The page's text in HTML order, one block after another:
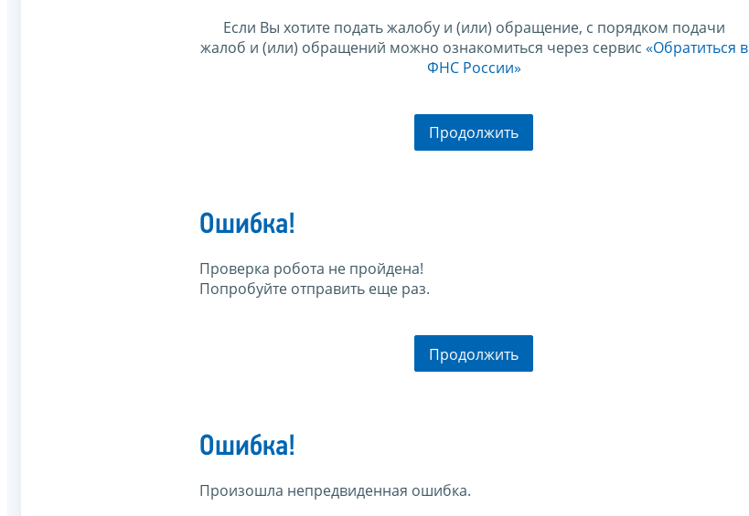
Если Вы хотите подать жалобу и (или) обращение, с порядком подачи
жалоб и (или) обращений можно ознакомиться через сервис «Обратиться в
ФНС России»
Продолжить
Ошибка!
Проверка робота не пройдена!
Попробуйте отправить еще раз.
Продолжить
Ошибка!
Произошла непредвиденная ошибка.